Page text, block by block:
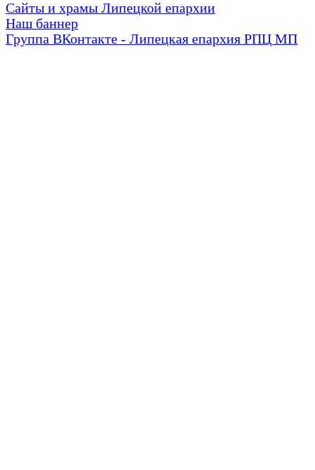
Сайты и храмы Липецкой епархии
Наш баннер
Группа ВКонтакте - Липецкая епархия РПЦ МП